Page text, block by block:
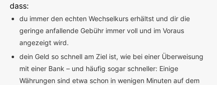
dass:
du immer den echten Wechselkurs erhältst und dir die
geringe anfallende Gebühr immer voll und im Voraus
angezeigt wird.
dein Geld so schnell am Ziel ist, wie bei einer Überweisung
mit einer Bank – und häufig sogar schneller: Einige
Währungen sind etwa schon in wenigen Minuten auf dem